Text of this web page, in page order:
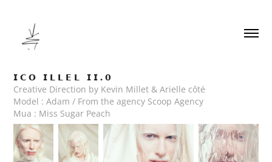
𝗜 𝗖 𝗢   𝗜 𝗟 𝗟 𝗘 𝗟   𝗜 𝗜 . 𝟬
Creative Direction by Kevin Millet & Arielle côté
Model : Adam / From the agency Scoop Agency